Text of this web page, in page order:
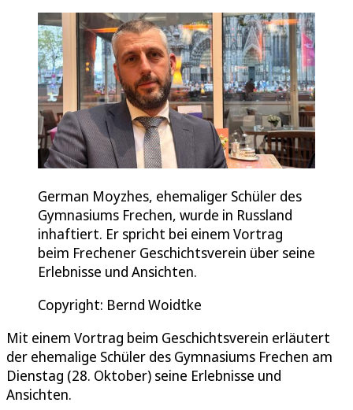
German Moyzhes, ehemaliger Schüler des
Gymnasiums Frechen, wurde in Russland
inhaftiert. Er spricht bei einem Vortrag
beim Frechener Geschichtsverein über seine
Erlebnisse und Ansichten.
Copyright: Bernd Woidtke
Mit einem Vortrag beim Geschichtsverein erläutert
der ehemalige Schüler des Gymnasiums Frechen am
Dienstag (28. Oktober) seine Erlebnisse und
Ansichten.